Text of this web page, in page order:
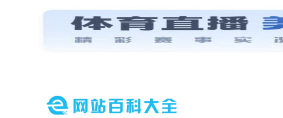
网站首页 保存到桌面 快速登记网站 修改/删除信息